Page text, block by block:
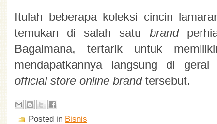
Itulah beberapa koleksi cincin
temukan di salah satu brand
Bagaimana, tertarik untuk
official store online brand tersebut.
Posted in Bisnis